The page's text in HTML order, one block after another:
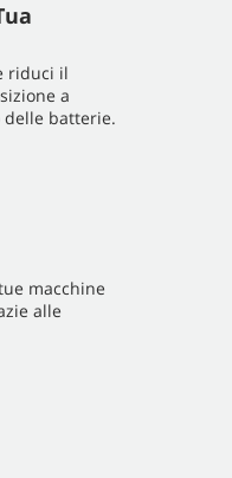
riduci il
a
batterie.
macchine
alle